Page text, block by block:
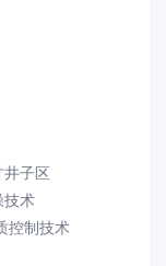
子区
技术
控制技术